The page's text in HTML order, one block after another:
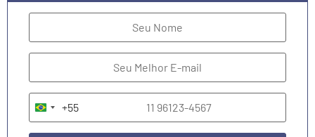
Brazil +55
+55